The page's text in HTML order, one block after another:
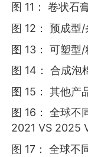
图 11： 卷状石
图 12： 预成型
图 13： 可塑型
图 14： 合成泡
图 15： 其他产
图 16： 全球不
2021 VS 2025
图 17： 全球不